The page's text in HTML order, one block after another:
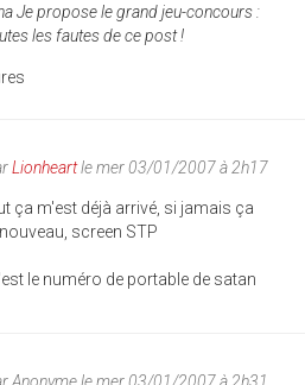
Je propose le grand jeu-concours :
les fautes de ce post !
Lionheartle mer 03/01/2007 à 2h17
ça m'est déjà arrivé, si jamais ça
screen STP
le numéro de portable de satan